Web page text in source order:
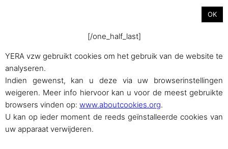
OK
[/one_half_last]
YERA vzw gebruikt cookies om het gebruik van de website te
analyseren.
Indien gewenst, kan u deze via uw browserinstellingen
weigeren. Meer info hiervoor kan u voor de meest gebruikte
browsers vinden op: www.aboutcookies.org.
U kan op ieder moment de reeds geïnstalleerde cookies van
uw apparaat verwijderen.